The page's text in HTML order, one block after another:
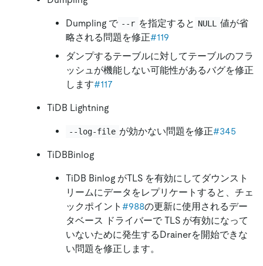
Dumpling で --r を指定すると NULL
値が省
略される問題を修正#119
ダンプするテーブルに対してテーブルのフラ
ッシュが機能しない可能性があるバグを修正
します#117
TiDB Lightning
--log-file が効かない問題を修正#345
TiDBBinlog
TiDB Binlog がTLS を有効にしてダウンスト
リームにデータをレプリケートすると、チェ
ックポイント #988の更新に使用されるデー
タベース ドライバーで TLS が有効になって
いないために発生するDrainerを開始できな
い問題を修正します。